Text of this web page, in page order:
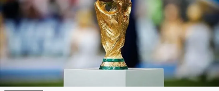
Resmi İlan
Spor
SürManşet